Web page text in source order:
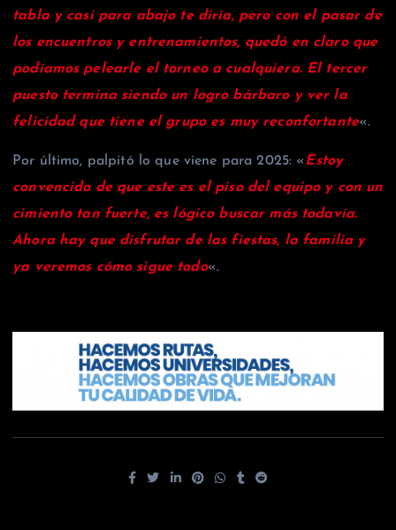
tabla y casi para abajo te diría, pero con el pasar de
los encuentros y entrenamientos, quedó en claro que
podíamos pelearle el torneo a cualquiera. El tercer
puesto termina siendo un logro bárbaro y ver la
felicidad que tiene el grupo es muy reconfortante«.
Por último, palpitó lo que viene para 2025: «Estoy
convencido de que este es el piso del equipo y con un
cimiento tan fuerte, es lógico buscar más todavía.
Ahora hay que disfrutar de las fiestas, la familia y
ya veremos cómo sigue todo«.